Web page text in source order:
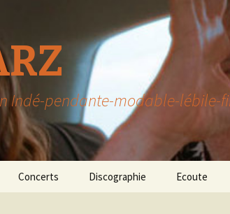
Indé-pendante-modable-
Concerts Discographie Ecoute